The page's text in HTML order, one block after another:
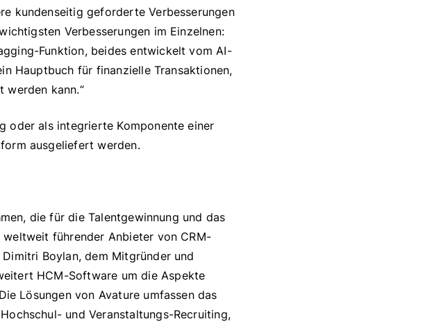
kundenseitig geforderte Verbesserungen
Verbesserungen im Einzelnen:
Funktion, beides entwickelt vom AI-
Hauptbuch für finanzielle Transaktionen,
werden kann.“
oder als integrierte Komponente einer
ausgeliefert werden.
die für die Talentgewinnung und das
führender Anbieter von CRM-
Boylan, dem Mitgründer und
HCM-Software um die Aspekte
Lösungen von Avature umfassen das
und Veranstaltungs-Recruiting,